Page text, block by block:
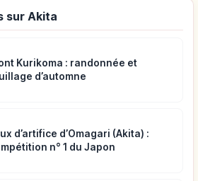
sur Akita
Kurikoma : randonnée et
d’automne
d’artifice d’Omagari (Akita) :
n° 1 du Japon